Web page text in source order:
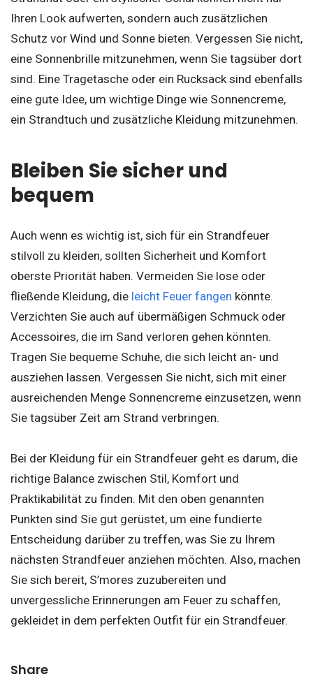
Ihren Look aufwerten, sondern auch zusätzlichen
Schutz vor Wind und Sonne bieten. Vergessen Sie nicht,
eine Sonnenbrille mitzunehmen, wenn Sie tagsüber dort
sind. Eine Tragetasche oder ein Rucksack sind ebenfalls
eine gute Idee, um wichtige Dinge wie Sonnencreme,
ein Strandtuch und zusätzliche Kleidung mitzunehmen.
Bleiben Sie sicher und
bequem
Auch wenn es wichtig ist, sich für ein Strandfeuer
stilvoll zu kleiden, sollten Sicherheit und Komfort
oberste Priorität haben. Vermeiden Sie lose oder
fließende Kleidung, die leicht Feuer fangen könnte.
Verzichten Sie auch auf übermäßigen Schmuck oder
Accessoires, die im Sand verloren gehen könnten.
Tragen Sie bequeme Schuhe, die sich leicht an- und
ausziehen lassen. Vergessen Sie nicht, sich mit einer
ausreichenden Menge Sonnencreme einzusetzen, wenn
Sie tagsüber Zeit am Strand verbringen.
Bei der Kleidung für ein Strandfeuer geht es darum, die
richtige Balance zwischen Stil, Komfort und
Praktikabilität zu finden. Mit den oben genannten
Punkten sind Sie gut gerüstet, um eine fundierte
Entscheidung darüber zu treffen, was Sie zu Ihrem
nächsten Strandfeuer anziehen möchten. Also, machen
Sie sich bereit, S’mores zuzubereiten und
unvergessliche Erinnerungen am Feuer zu schaffen,
gekleidet in dem perfekten Outfit für ein Strandfeuer.
Share